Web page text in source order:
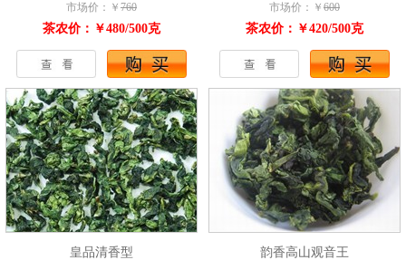
市场价：￥ 760
茶农价：￥480/500克
市场价：￥ 600
茶农价：￥420/500克
皇品清香型 韵香高山观音王